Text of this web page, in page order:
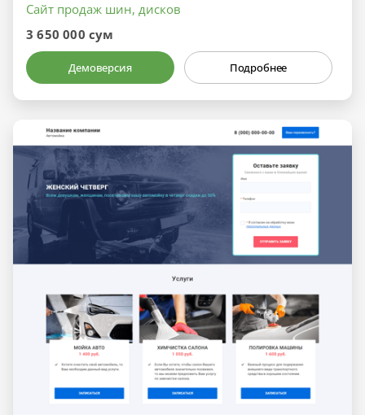
Сайт продаж шин, дисков
3 650 000 сум
Демоверсия Подробнее